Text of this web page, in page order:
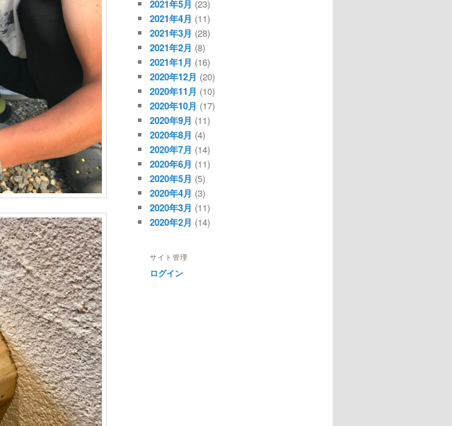
2021年5月 (23)
2021年4月 (11)
2021年3月 (28)
2021年2月 (8)
2021年1月 (16)
2020年12月 (20)
2020年11月 (10)
2020年10月 (17)
2020年9月 (11)
2020年8月 (4)
2020年7月 (14)
2020年6月 (11)
2020年5月 (5)
2020年4月 (3)
2020年3月 (11)
2020年2月 (14)
サイト管理
ログイン